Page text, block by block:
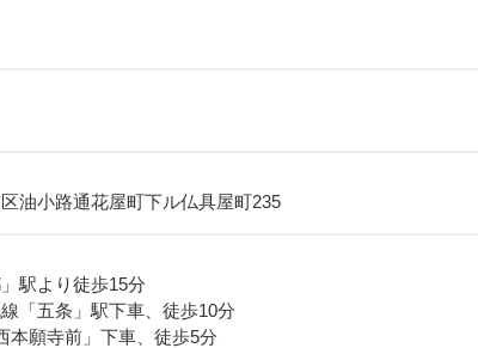
油小路通花屋町下ル仏具屋町235
」駅より徒歩15分
「五条」駅下車、徒歩10分
本願寺前」下車、徒歩5分